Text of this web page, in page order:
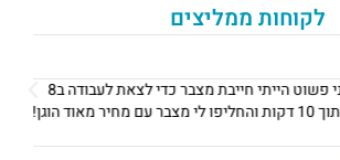
לקוחות ממליצים
אני גרה בנתניה, אני פשוט הייתי חייבת מצבר כדי לצאת לעבודה ב8
בבוקר, הגיעו אליי תוך 10 דקות והחליפו לי מצבר עם מחיר מאוד הוגן!